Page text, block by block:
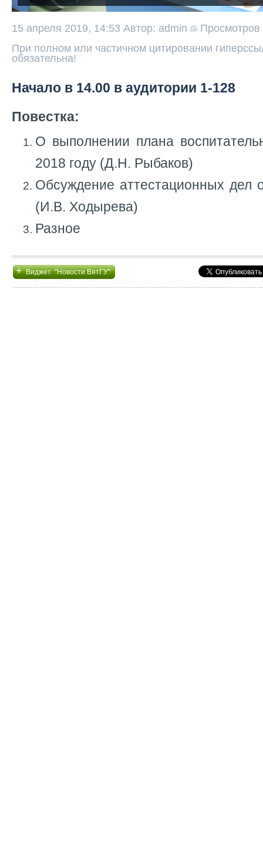
15 апреля 2019, 14:53 Автор: admin
Просмотров
При полном или частичном цитировании
обязательна!
Начало в 14.00 в аудитории 1-128
Повестка:
О выполнении плана
2018 году (Д.Н. Рыбаков)
Обсуждение аттестационных дел
(И.В. Ходырева)
Разное
+Виджет "Новости ВятГУ"